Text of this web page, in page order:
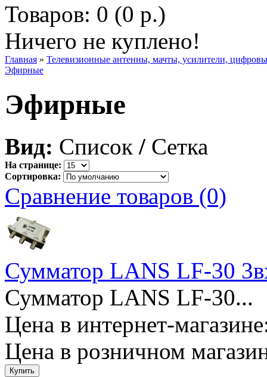
Товаров: 0 (0 р.)
Ничего не куплено!
Главная » Телевизионные антенны, мачты, усилители,
Эфирные
Эфирные
Вид: Список / Сетка
На странице:
Сортировка:
Сравнение товаров (0)
Сумматор LANS LF-30
Сумматор LANS LF-30...
Цена в интернет-
Цена в розничном